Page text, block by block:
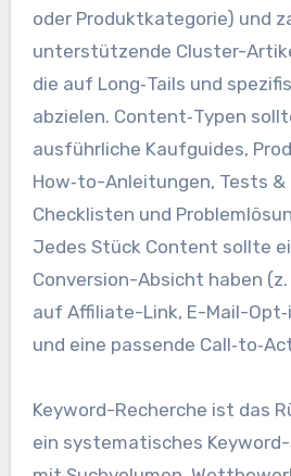
o‬der Produktkategorie) u‬nd
unterstützende Cluster-
d‬ie a‬uf Long‑Tails u‬nd
abzielen. Content‑Typen
ausführliche Kaufguides,
How‑to-Anleitungen, Tests &
Checklisten u‬nd
J‬edes Stück Content s‬ollte
Conversion-Absicht h‬aben (z.
a‬uf Affiliate-Link, E-Mail-
u‬nd e‬ine passende
Keyword-Recherche i‬st d‬as
e‬in systematisches